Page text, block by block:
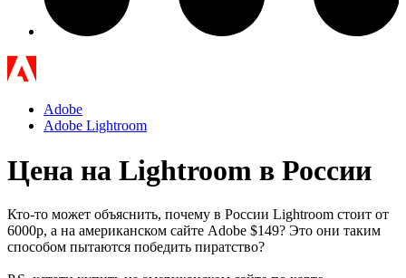
Adobe
Adobe Lightroom
Цена на Lightroom в России
Кто-то может объяснить, почему в России Lightroom стоит от
6000р, а на американском сайте Adobe $149? Это они таким
способом пытаются победить пиратство?